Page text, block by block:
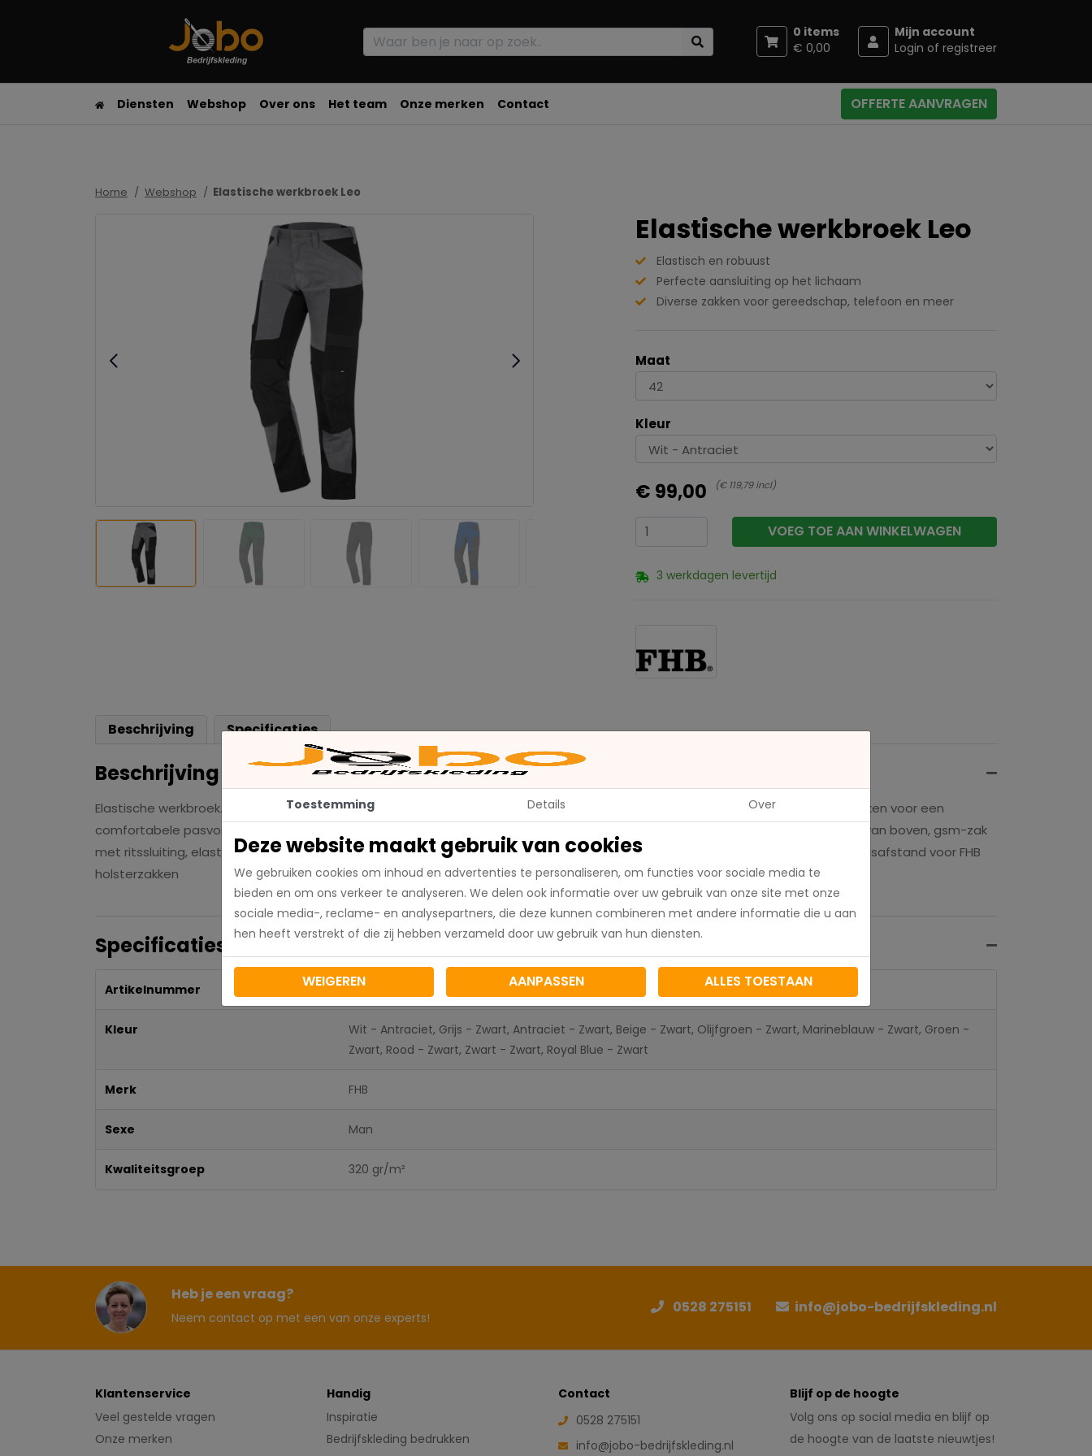
0 items
€ 0,00
Mijn account
Login of registreer
Diensten Webshop Over ons Het team Onze merken Contact OFFERTE AANVRAGEN
Home Webshop Elastische werkbroek Leo
Elastische werkbroek Leo
Elastisch en robuust
Perfecte aansluiting op het lichaam
Diverse zakken voor gereedschap, telefoon en meer
Maat
Kleur
€ 99,00 € 119,79 incl
VOEG TOE AAN WINKELWAGEN
3 werkdagen levertijd
Beschrijving Specificaties
Beschrijving
Elastische werkbroek. Robuust, elastisch in zitvlak, kruis en knieholte, aansluitend op het lichaam, elastische 3D-Frinlock inzetstukken voor een
comfortabele pasvorm, 100% polyamide (Cordura) in knieholte en zakgedeelte (pen-, mes- en duimstokzakken), kniestukinzet van boven, gsm-zak
met ritssluiting, elastische volumezak met afneembare magnetische knoopsluiting, 2 klepzakken op het zitvlak, passende riemlusafstand voor FHB
holsterzakken
Specificaties
Artikelnummer
Kleur
Wit - Antraciet, Grijs - Zwart, Antraciet - Zwart, Beige - Zwart, Olijfgroen - Zwart, Marineblauw - Zwart, Groen -
Zwart, Rood - Zwart, Zwart - Zwart, Royal Blue - Zwart
Merk FHB
Sexe Man
Kwaliteitsgroep 320 gr/m²
Heb je een vraag?
Neem contact op met een van onze experts!
0528 275151 info@jobo-bedrijfskleding.nl
Klantenservice
Veel gestelde vragen
Onze merken
Handig
Inspiratie
Bedrijfskleding bedrukken
Contact
0528 275151
info@jobo-bedrijfskleding.nl
Blijf op de hoogte
Volg ons op social media en blijf op
de hoogte van de laatste nieuwtjes!
Toestemming Details Over
Deze website maakt gebruik van cookies
We gebruiken cookies om inhoud en advertenties te personaliseren, om functies voor sociale media te
bieden en om ons verkeer te analyseren. We delen ook informatie over uw gebruik van onze site met onze
sociale media-, reclame- en analysepartners, die deze kunnen combineren met andere informatie die u aan
hen heeft verstrekt of die zij hebben verzameld door uw gebruik van hun diensten.
WEIGEREN AANPASSEN ALLES TOESTAAN